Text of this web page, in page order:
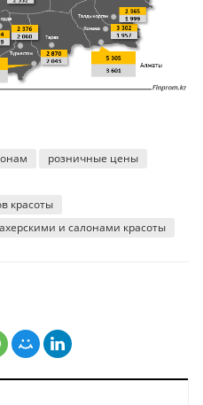
розничные цены
красоты
и салонами красоты
в РК: на что
стран по уровню заработной